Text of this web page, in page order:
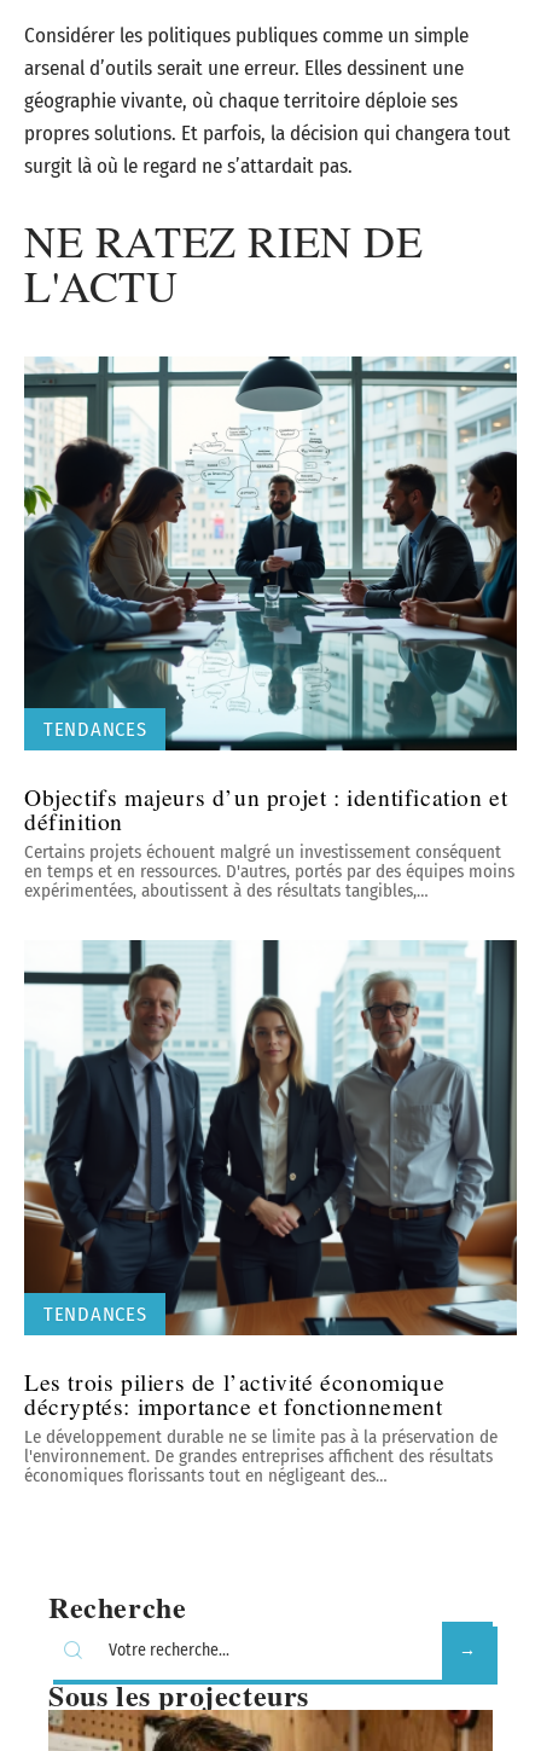
Considérer les politiques publiques comme un simple
arsenal d’outils serait une erreur. Elles dessinent une
géographie vivante, où chaque territoire déploie ses
propres solutions. Et parfois, la décision qui changera tout
surgit là où le regard ne s’attardait pas.
NE RATEZ RIEN DE
L'ACTU
TENDANCES
Objectifs majeurs d’un projet : identification et
définition
Certains projets échouent malgré un investissement conséquent
en temps et en ressources. D'autres, portés par des équipes moins
expérimentées, aboutissent à des résultats tangibles,…
TENDANCES
Les trois piliers de l’activité économique
décryptés: importance et fonctionnement
Le développement durable ne se limite pas à la préservation de
l'environnement. De grandes entreprises affichent des résultats
économiques florissants tout en négligeant des…
Recherche
Sous les projecteurs